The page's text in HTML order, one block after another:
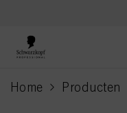
Home Producten